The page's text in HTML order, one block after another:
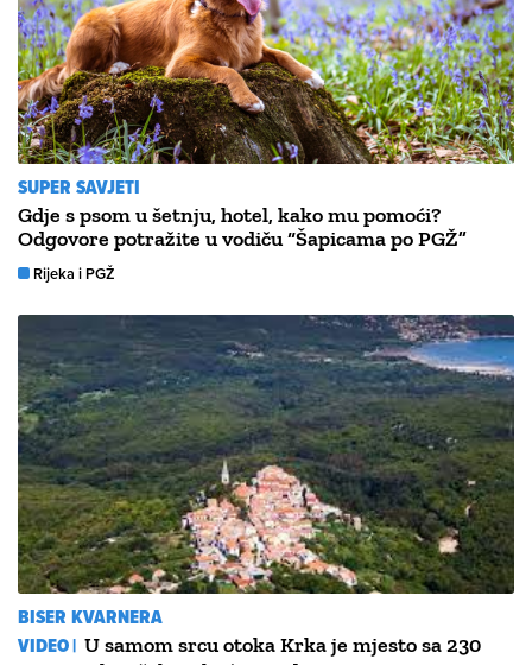
SUPER SAVJETI
Gdje s psom u šetnju, hotel, kako mu pomoći?
Odgovore potražite u vodiču “Šapicama po PGŽ”
Rijeka i PGŽ
BISER KVARNERA
VIDEO | U samom srcu otoka Krka je mjesto sa 230